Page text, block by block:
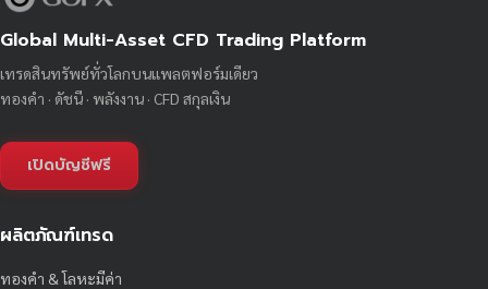
Global Multi-Asset CFD Trading Platform
เทรดสินทรัพย์ทั่วโลกบนแพลตฟอร์มเดียว
ทองคำ · ดัชนี · พลังงาน · CFD สกุลเงิน
เปิดบัญชีฟรี
ผลิตภัณฑ์เทรด
ทองคำ & โลหะมีค่า